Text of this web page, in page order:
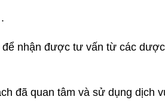
nhận được tư vấn từ các
đã quan tâm và sử dụng dịch